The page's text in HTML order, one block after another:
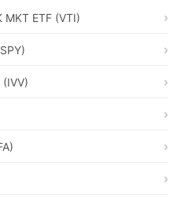
MKT ETF (VTI)